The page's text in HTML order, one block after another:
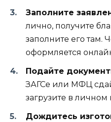
Заполните
лично, получите
заполните его там.
оформляется
Подайте
ЗАГСе или МФЦ
загрузите в личном
Дождитесь